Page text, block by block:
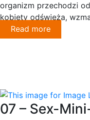
organizm przechodzi
kobiety odświeża,
Read more
07 – Sex-